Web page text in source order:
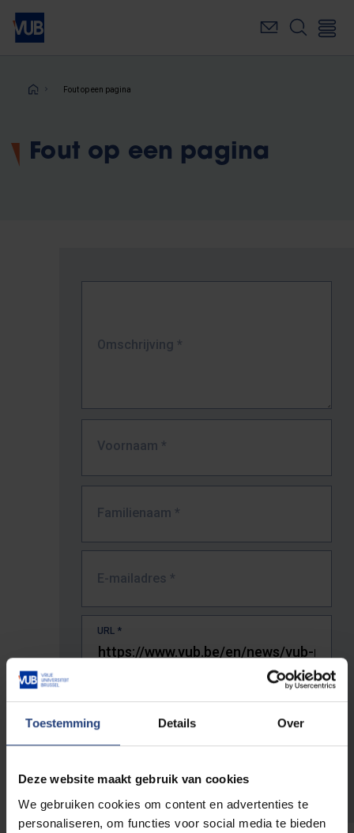
Toestemming Details Over
Deze website maakt gebruik van cookies
We gebruiken cookies om content en advertenties te
personaliseren, om functies voor social media te bieden
Overslaan
naar
inhoudKruimelpad
Fout op een pagina
Fout op een pagina
Omschrijving *
Voornaam *
Familienaam *
E-mailadres *
URL *
De volledige URL van de pagina waar je de fout zag.